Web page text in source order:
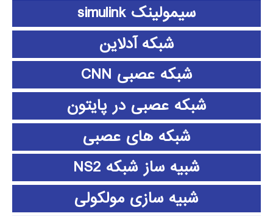
سیمولینک simulink
شبکه آدلاین
شبکه عصبی CNN
شبکه عصبی در پایتون
شبکه های عصبی
شبیه ساز شبکه NS2
شبیه سازی مولکولی